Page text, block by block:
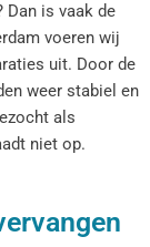
Dan is vaak de
voeren wij
uit. Door de
weer stabiel en
als
niet op.